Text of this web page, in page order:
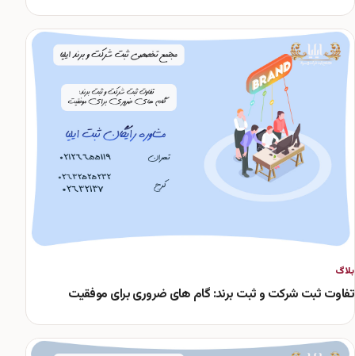
بلاگ
تفاوت ثبت شرکت و ثبت برند: گام های ضروری برای موفقیت